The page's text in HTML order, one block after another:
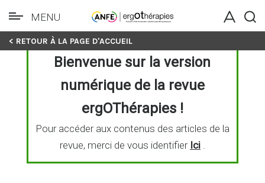
Skip
MENU
< RETOUR À LA PAGE D'ACCUEIL
Bienvenue sur la version
numérique de la revue
ergOThérapies !
Pour accéder aux contenus des articles de la
revue, merci de vous identifier Ici.